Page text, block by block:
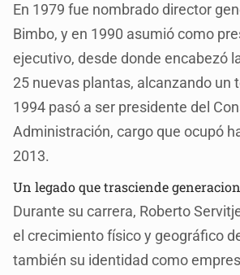
En 1979 fue nombrado director
Bimbo, y en 1990 asumió como
ejecutivo, desde donde encabezó
25 nuevas plantas, alcanzando un
1994 pasó a ser presidente del
Administración, cargo que ocupó
2013.
Un legado que trasciende
Durante su carrera, Roberto
el crecimiento físico y geográfico
también su identidad como